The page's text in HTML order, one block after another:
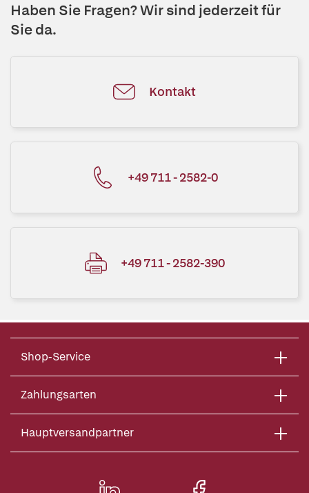
Haben Sie Fragen? Wir sind jederzeit für
Sie da.
Kontakt
+49 711 - 2582-0
+49 711 - 2582-390
Shop-Service
Zahlungsarten
Hauptversandpartner